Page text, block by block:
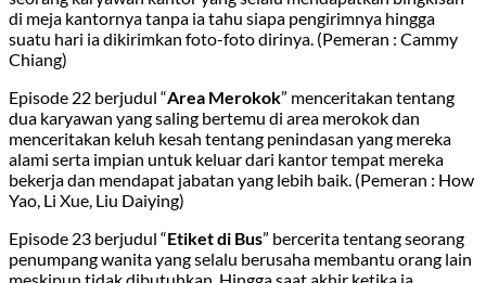
di meja kantornya tanpa ia tahu siapa pengirimnya hingga
suatu hari ia dikirimkan foto-foto dirinya. (Pemeran : Cammy
Chiang)
Episode 22 berjudul “Area Merokok” menceritakan tentang
dua karyawan yang saling bertemu di area merokok dan
menceritakan keluh kesah tentang penindasan yang mereka
alami serta impian untuk keluar dari kantor tempat mereka
bekerja dan mendapat jabatan yang lebih baik. (Pemeran : How
Yao, Li Xue, Liu Daiying)
Episode 23 berjudul “Etiket di Bus” bercerita tentang seorang
penumpang wanita yang selalu berusaha membantu orang lain